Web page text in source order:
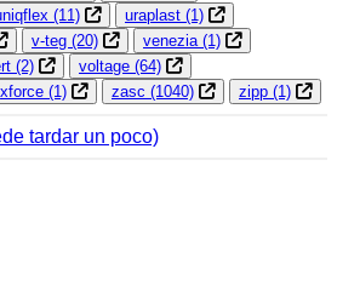
(11) uraplast (1)
v-teg (20) venezia (1)
(2) voltage (64)
xforce (1) zasc (1040) zipp (1)
tardar un poco)